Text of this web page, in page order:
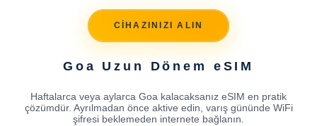
CİHAZINIZI ALIN
Goa Uzun Dönem eSIM
Haftalarca veya aylarca Goa kalacaksanız eSIM en pratik
çözümdür. Ayrılmadan önce aktive edin, varış gününde WiFi
şifresi beklemeden internete bağlanın.